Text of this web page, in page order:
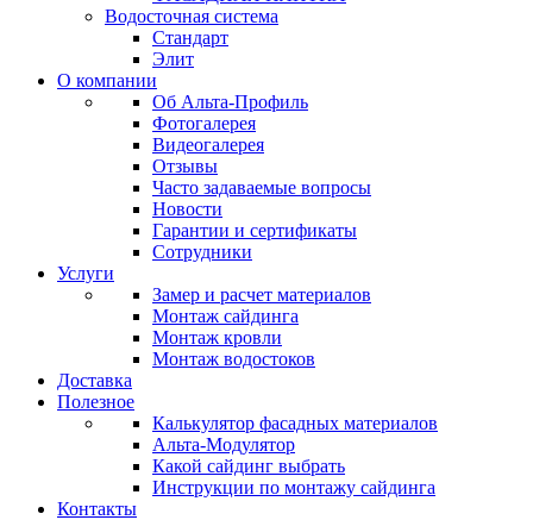
Водосточная система
Стандарт
Элит
О компании
Об Альта-Профиль
Фотогалерея
Видеогалерея
Отзывы
Часто задаваемые вопросы
Новости
Гарантии и сертификаты
Сотрудники
Услуги
Замер и расчет материалов
Монтаж сайдинга
Монтаж кровли
Монтаж водостоков
Доставка
Полезное
Калькулятор фасадных материалов
Альта-Модулятор
Какой сайдинг выбрать
Инструкции по монтажу сайдинга
Контакты